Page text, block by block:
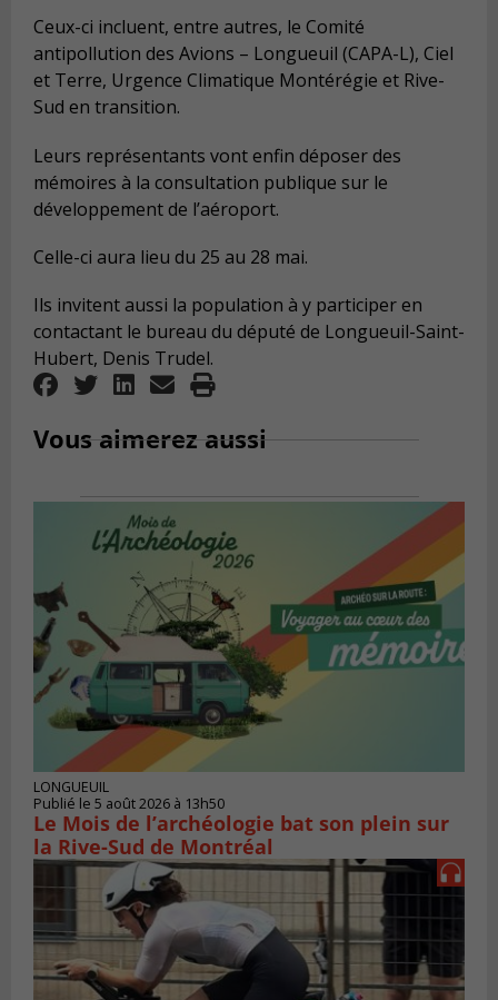
Ceux-ci incluent, entre autres, le Comité
antipollution des Avions – Longueuil (CAPA-L), Ciel
et Terre, Urgence Climatique Montérégie et Rive-
Sud en transition.
Leurs représentants vont enfin déposer des
mémoires à la consultation publique sur le
développement de l’aéroport.
Celle-ci aura lieu du 25 au 28 mai.
Ils invitent aussi la population à y participer en
contactant le bureau du député de Longueuil-Saint-
Hubert, Denis Trudel.
Vous aimerez aussi
LONGUEUIL
Publié le 5 août 2026 à 13h50
Le Mois de l’archéologie bat son plein sur
la Rive-Sud de Montréal